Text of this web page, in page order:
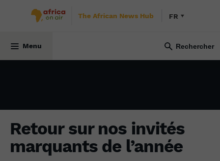
The African News Hub FR
Menu
Retour sur nos invités
marquants de l’année